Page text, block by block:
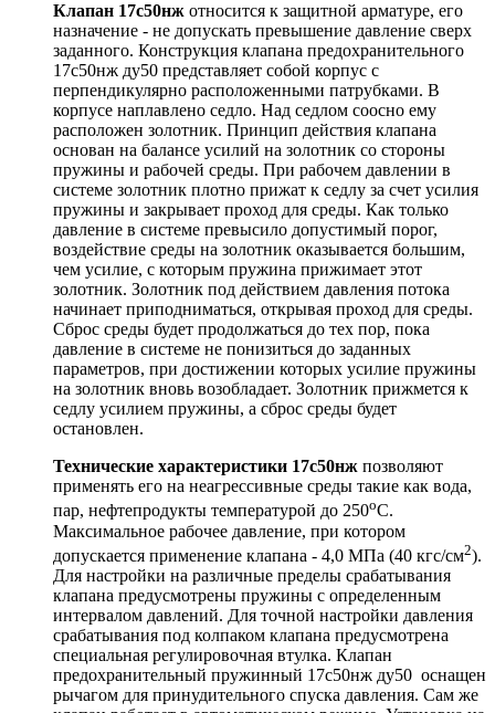
Клапан 17с50нж относится к защитной арматуре, его
назначение - не допускать превышение давление сверх
заданного. Конструкция клапана предохранительного
17с50нж ду50 представляет собой корпус с
перпендикулярно расположенными патрубками. В
корпусе наплавлено седло. Над седлом соосно ему
расположен золотник. Принцип действия клапана
основан на балансе усилий на золотник со стороны
пружины и рабочей среды. При рабочем давлении в
системе золотник плотно прижат к седлу за счет усилия
пружины и закрывает проход для среды. Как только
давление в системе превысило допустимый порог,
воздействие среды на золотник оказывается большим,
чем усилие, с которым пружина прижимает этот
золотник. Золотник под действием давления потока
начинает приподниматься, открывая проход для среды.
Сброс среды будет продолжаться до тех пор, пока
давление в системе не понизиться до заданных
параметров, при достижении которых усилие пружины
на золотник вновь возобладает. Золотник прижмется к
седлу усилием пружины, а сброс среды будет
остановлен.
Технические характеристики 17с50нж позволяют
применять его на неагрессивные среды такие как вода,
пар, нефтепродукты температурой до 250оС.
Максимальное рабочее давление, при котором
допускается применение клапана - 4,0 МПа (40 кгс/см2).
Для настройки на различные пределы срабатывания
клапана предусмотрены пружины с определенным
интервалом давлений. Для точной настройки давления
срабатывания под колпаком клапана предусмотрена
специальная регулировочная втулка. Клапан
предохранительный пружинный 17с50нж ду50 оснащен
рычагом для принудительного спуска давления. Сам же